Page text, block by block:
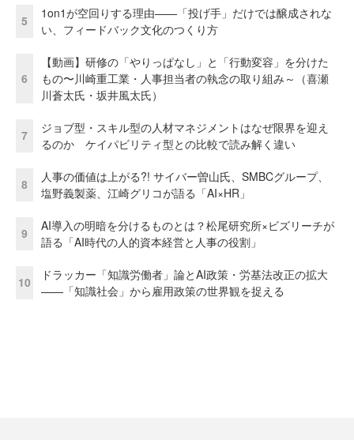
5
1on1が空回りする理由——「投げ手」だけでは醸成されな
い、フィードバック文化のつくり方
6
【動画】研修の「やりっぱなし」と「行動変容」を分けた
もの〜川崎重工業・人事担当者の執念の取り組み～（喜瀬
川蒼太氏・坂井風太氏）
7
ジョブ型・スキル型の人材マネジメントはなぜ限界を迎え
るのか ケイパビリティ型との比較で読み解く違い
8
人事の価値は上がる?! サイバー曽山氏、SMBCグループ、
塩野義製薬、江崎グリコが語る「AI×HR」
9
AI導入の明暗を分けるものとは？松尾研究所×ビズリーチが
語る「AI時代の人的資本経営と人事の役割」
10
ドラッカー「知識労働者」論とAI政策・労基法改正の拡大
——「知識社会」から雇用政策の世界観を捉える